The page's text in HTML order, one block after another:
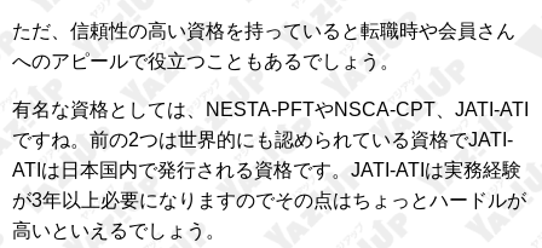
ただ、信頼性の高い資格を持っていると転職時や会員さん
へのアピールで役立つこともあるでしょう。
有名な資格としては、NESTA-PFTやNSCA-CPT、JATI-ATI
ですね。前の2つは世界的にも認められている資格でJATI-
ATIは日本国内で発行される資格です。JATI-ATIは実務経験
が3年以上必要になりますのでその点はちょっとハードルが
高いといえるでしょう。